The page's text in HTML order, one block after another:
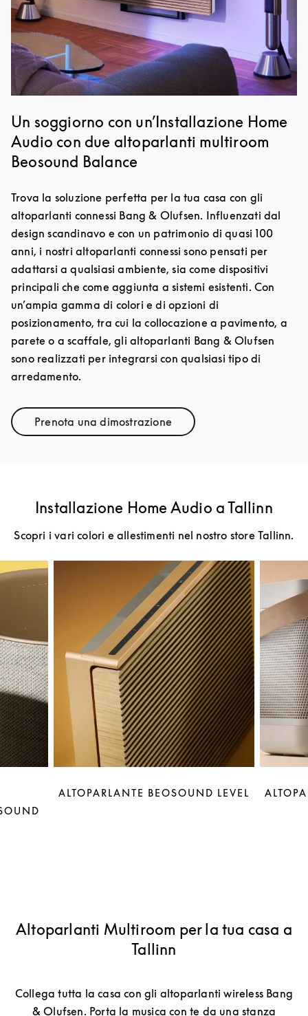
Un soggiorno con un’Installazione Home
Audio con due altoparlanti multiroom
Beosound Balance
Trova la soluzione perfetta per la tua casa con gli
altoparlanti connessi Bang & Olufsen. Influenzati dal
design scandinavo e con un patrimonio di quasi 100
anni, i nostri altoparlanti connessi sono pensati per
adattarsi a qualsiasi ambiente, sia come dispositivi
principali che come aggiunta a sistemi esistenti. Con
un’ampia gamma di colori e di opzioni di
posizionamento, tra cui la collocazione a pavimento, a
parete o a scaffale, gli altoparlanti Bang & Olufsen
sono realizzati per integrarsi con qualsiasi tipo di
arredamento.
Prenota una dimostrazione
Link Opens in New Tab
Installazione Home Audio a Tallinn
Scopri i vari colori e allestimenti nel nostro store Tallinn.
ALTOPARLANTE BEOSOUND LEVEL
Altoparlanti Multiroom per la tua casa a
Tallinn
Collega tutta la casa con gli altoparlanti wireless Bang
& Olufsen. Porta la musica con te da una stanza